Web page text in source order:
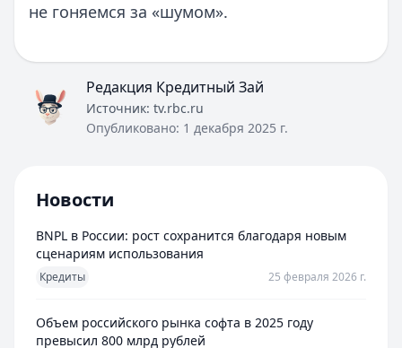
не гоняемся за «шумом».
Редакция Кредитный Зай
Источник: tv.rbc.ru
Опубликовано: 1 декабря 2025 г.
Новости
BNPL в России: рост сохранится благодаря новым
сценариям использования
Кредиты 25 февраля 2026 г.
Объем российского рынка софта в 2025 году
превысил 800 млрд рублей